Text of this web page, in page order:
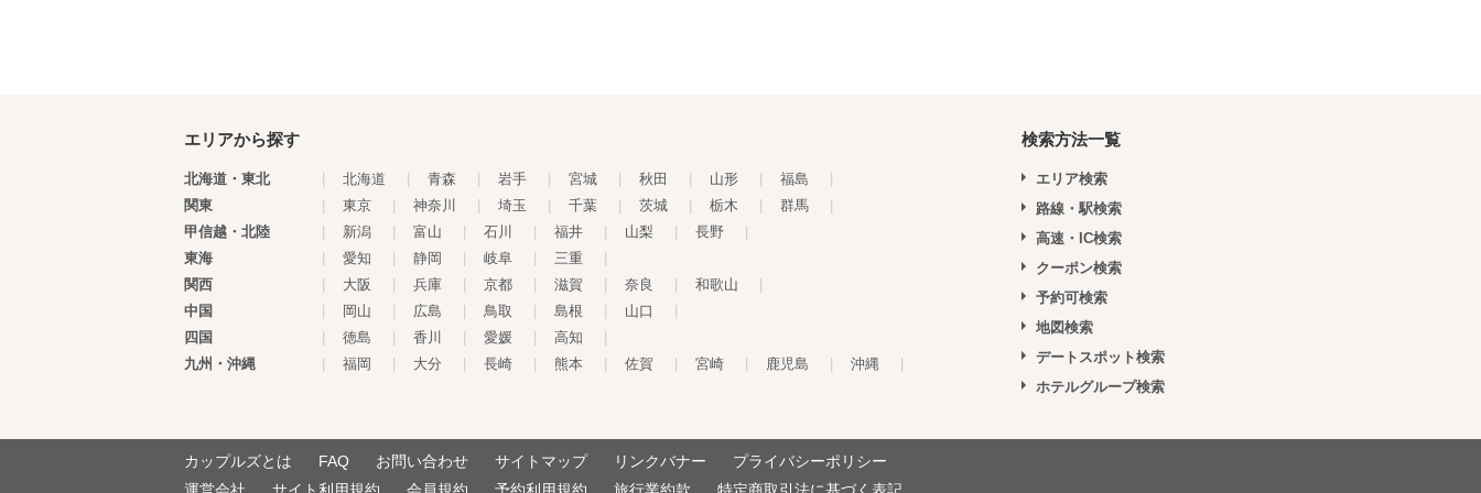
エリアから探す
北海道・東北 北海道 青森 岩手 宮城 秋田 山形 福島
関東
東京 神奈川 埼玉 千葉 茨城 栃木 群馬
甲信越・北陸
新潟 富山 石川 福井 山梨 長野
東海
愛知 静岡 岐阜 三重
関西
大阪 兵庫 京都 滋賀 奈良 和歌山
中国
岡山 広島 鳥取 島根 山口
四国
徳島 香川 愛媛 高知
九州・沖縄
福岡 大分 長崎 熊本 佐賀 宮崎 鹿児島 沖縄
検索方法一覧
エリア検索
路線・駅検索
高速・IC検索
クーポン検索
予約可検索
地図検索
デートスポット検索
ホテルグループ検索
カップルズとは FAQ お問い合わせ サイトマップ リンクバナー
プライバシーポリシー